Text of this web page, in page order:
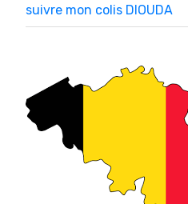
suivre mon colis DIOUDA